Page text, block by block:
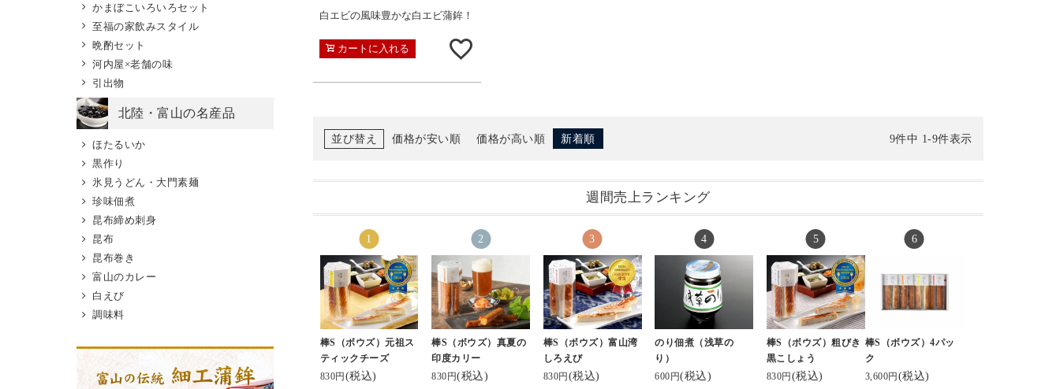
かまぼこいろいろセット
至福の家飲みスタイル
晩酌セット
河内屋×老舗の味
引出物
北陸・富山の名産品
ほたるいか
黒作り
氷見うどん・大門素麺
珍味佃煮
昆布締め刺身
昆布
昆布巻き
富山のカレー
白えび
調味料
白エビの風味豊かな白エビ蒲鉾！
カートに入れる
並び替え 価格が安い順 価格が高い順 新着順 9件中 1-9件表示
週間売上ランキング
棒S（ボウズ）元祖ス
ティックチーズ
830円 (税込)
棒S（ボウズ）真夏の
印度カリー
830円(税込)
棒S（ボウズ）富山湾
しろえび
830円 (税込)
のり佃煮（浅草の
り）
600円(税込)
棒S（ボウズ）粗びき
黒こしょう
830円 (税込)
棒S（ボウズ）4パッ
ク
3,600円 (税込)